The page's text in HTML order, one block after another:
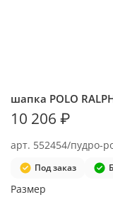
арт. 552454/пудро-
шапка POLO
Под заказ
10 206 ₽
Размер